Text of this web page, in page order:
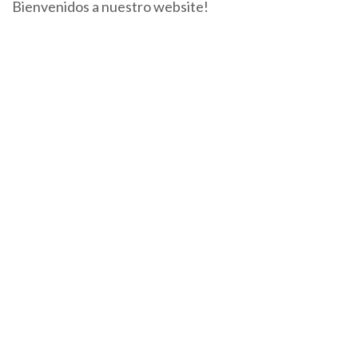
Bienvenidos a nuestro website!